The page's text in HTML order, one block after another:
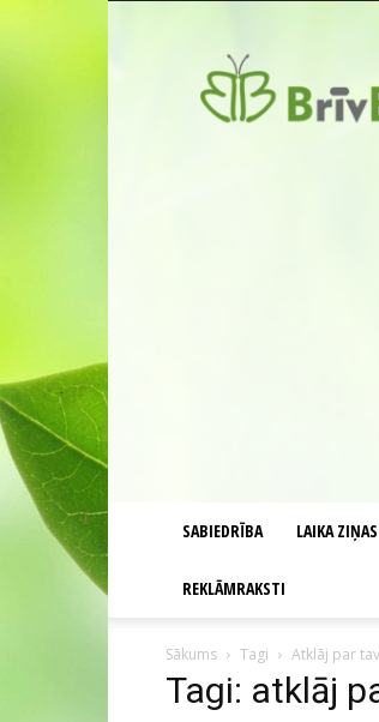
SABIEDRĪBA LAIKA ZIŅAS
REKLĀMRAKSTI
Sākums Tagi Atklāj par
Tagi: atklāj